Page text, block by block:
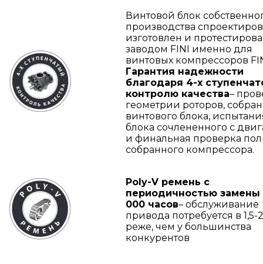
Винтовой блок
производства
изготовлен и
заводом FINI именно для
винтовых компрессоров
Гарантия надежности
благодаря 4-х
контролю качества–
геометрии роторов,
винтового блока,
блока сочлененного с
и финальная проверка
собранного компрессора.
Poly-V ремень с
периодичностью замены
000 часов– обслуживание
привода потребуется в 1,5-
реже, чем у большинства
конкурентов